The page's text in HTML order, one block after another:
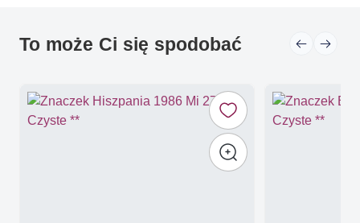
To może Ci się spodobać